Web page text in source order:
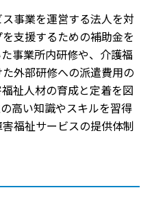
事業を運営する法人を対
支援するための補助金を
事業所内研修や、介護福
外部研修への派遣費用の
祉人材の育成と定着を図
高い知識やスキルを習得
福祉サービスの提供体制